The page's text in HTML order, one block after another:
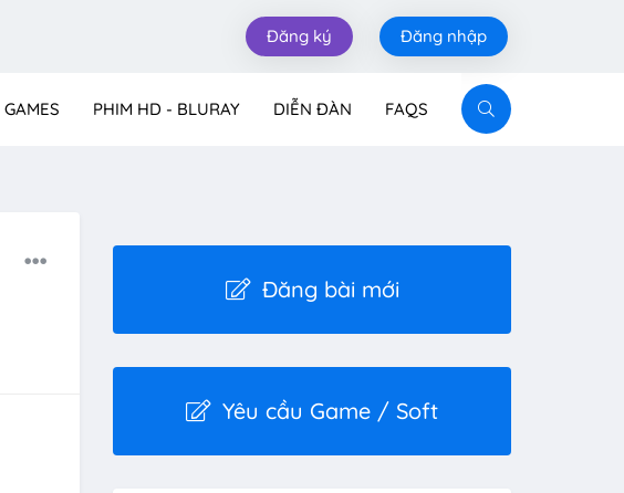
Đăng ký Đăng nhập
GAMES PHIM HD - BLURAY DIỄN ĐÀN FAQS
Đăng bài mới
Yêu cầu Game / Soft